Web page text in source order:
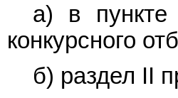
а) в
конкурсного
б) раздел II